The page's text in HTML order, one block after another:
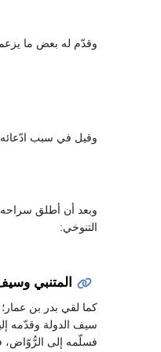
وقدّم له بعض ما يزعم
وقيل في سبب ادّعائه
وبعد أن أطلق
التنوخي:
المتنبي
كما لقي بدر بن
فسلّمه إلى الرُّوّاض،